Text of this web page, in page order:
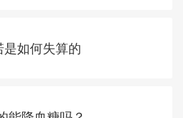
是如何失算的